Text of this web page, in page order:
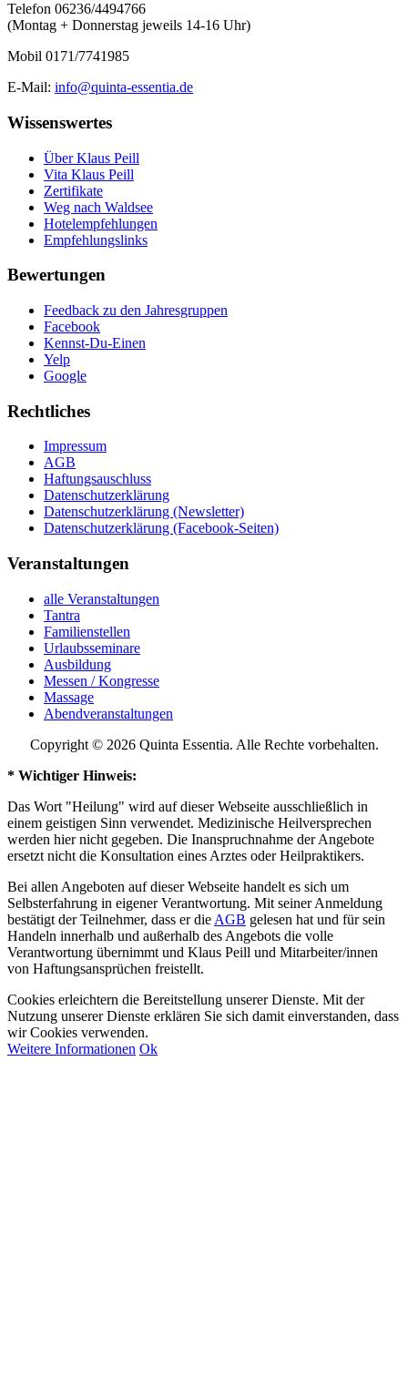
Telefon 06236/4494766
(Montag + Donnerstag jeweils 14-16 Uhr)
Mobil 0171/7741985
E-Mail: info@quinta-essentia.de
Wissenswertes
Über Klaus Peill
Vita Klaus Peill
Zertifikate
Weg nach Waldsee
Hotelempfehlungen
Empfehlungslinks
Bewertungen
Feedback zu den Jahresgruppen
Facebook
Kennst-Du-Einen
Yelp
Google
Rechtliches
Impressum
AGB
Haftungsauschluss
Datenschutzerklärung
Datenschutzerklärung (Newsletter)
Datenschutzerklärung (Facebook-Seiten)
Veranstaltungen
alle Veranstaltungen
Tantra
Familienstellen
Urlaubsseminare
Ausbildung
Messen / Kongresse
Massage
Abendveranstaltungen
Copyright © 2026 Quinta Essentia. Alle Rechte vorbehalten.
* Wichtiger Hinweis:
Das Wort "Heilung" wird auf dieser Webseite ausschließlich in
einem geistigen Sinn verwendet. Medizinische Heilversprechen
werden hier nicht gegeben. Die Inanspruchnahme der Angebote
ersetzt nicht die Konsultation eines Arztes oder Heilpraktikers.
Bei allen Angeboten auf dieser Webseite handelt es sich um
Selbsterfahrung in eigener Verantwortung. Mit seiner Anmeldung
bestätigt der Teilnehmer, dass er die AGB gelesen hat und für sein
Handeln innerhalb und außerhalb des Angebots die volle
Verantwortung übernimmt und Klaus Peill und Mitarbeiter/innen
von Haftungsansprüchen freistellt.
Cookies erleichtern die Bereitstellung unserer Dienste. Mit der
Nutzung unserer Dienste erklären Sie sich damit einverstanden, dass
wir Cookies verwenden.
Weitere Informationen Ok